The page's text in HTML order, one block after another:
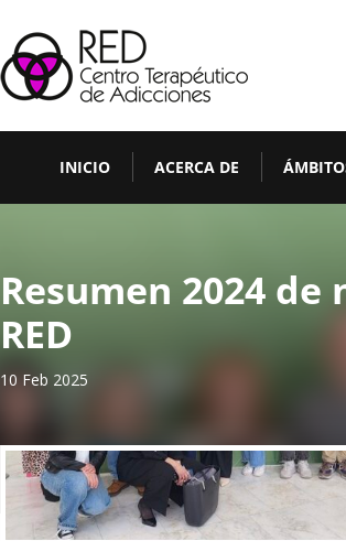
INICIO ACERCA DE
Resumen 2024
RED
10 Feb 2025